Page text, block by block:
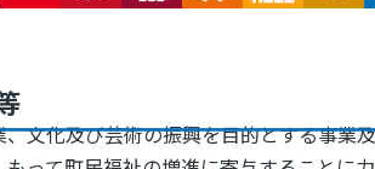
文化及び芸術の振興を目的とする事業